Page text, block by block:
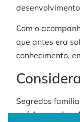
Com o
que antes era
conhecimento,
Segredos
saúde